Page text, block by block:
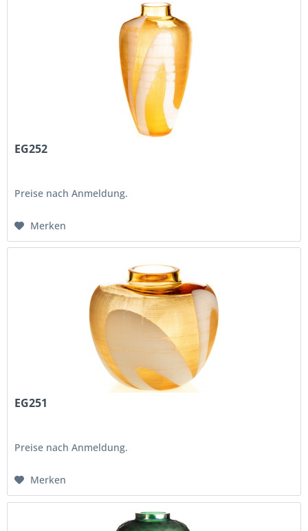
EG252
Preise nach Anmeldung.
Merken
EG251
Preise nach Anmeldung.
Merken